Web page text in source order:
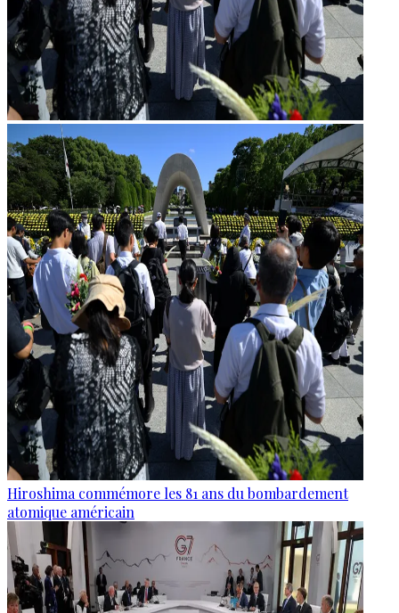
Hiroshima commémore les 81 ans du bombardement
atomique américain